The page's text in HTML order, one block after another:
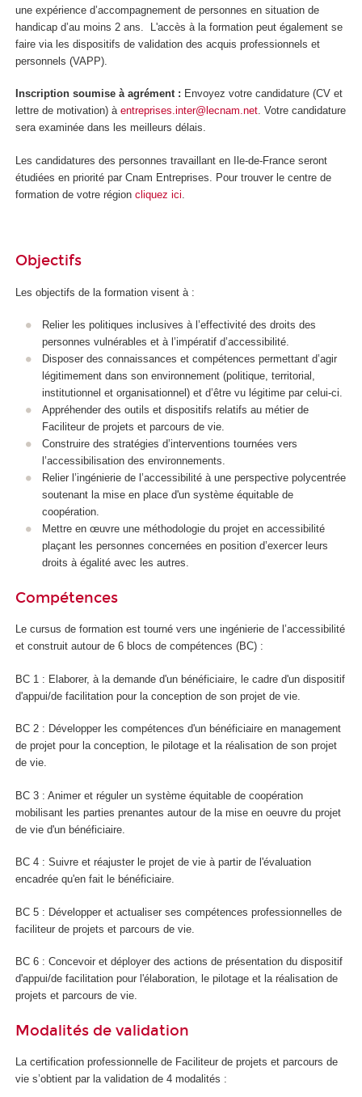
une expérience d’accompagnement de personnes en situation de
handicap d’au moins 2 ans. L'accès à la formation peut également se
faire via les dispositifs de validation des acquis professionnels et
personnels (VAPP).
Inscription soumise à agrément: Envoyez votre candidature (CV et
lettre de motivation) à entreprises.inter@lecnam.net. Votre candidature
sera examinée dans les meilleurs délais.
Les candidatures des personnes travaillant en Ile-de-France seront
étudiées en priorité par Cnam Entreprises. Pour trouver le centre de
formation de votre région cliquez ici
Objectifs
Les objectifs de la formation visent à :
Relier les politiques inclusives à l’effectivité des droits des
personnes vulnérables et à l’impératif d’accessibilité.
Disposer des connaissances et compétences permettant d’agir
légitimement dans son environnement (politique, territorial,
institutionnel et organisationnel) et d’être vu légitime par celui-ci.
Appréhender des outils et dispositifs relatifs au métier de
Faciliteur de projets et parcours de vie.
Construire des stratégies d’interventions tournées vers
l’accessibilisation des environnements.
Relier l’ingénierie de l’accessibilité à une perspective polycentrée
soutenant la mise en place d'un système équitable de
coopération.
Mettre en œuvre une méthodologie du projet en accessibilité
plaçant les personnes concernées en position d’exercer leurs
droits à égalité avec les autres.
Compétences
Le cursus de formation est tourné vers une ingénierie de l’accessibilité
et construit autour de 6 blocs de compétences (BC) :
BC 1 : Elaborer, à la demande d'un bénéficiaire, le cadre d'un dispositif
d'appui/de facilitation pour la conception de son projet de vie.
BC 2 : Développer les compétences d'un bénéficiaire en management
de projet pour la conception, le pilotage et la réalisation de son projet
de vie.
BC 3 : Animer et réguler un système équitable de coopération
mobilisant les parties prenantes autour de la mise en oeuvre du projet
de vie d'un bénéficiaire.
BC 4 : Suivre et réajuster le projet de vie à partir de l'évaluation
encadrée qu'en fait le bénéficiaire.
BC 5 : Développer et actualiser ses compétences professionnelles de
faciliteur de projets et parcours de vie.
BC 6 : Concevoir et déployer des actions de présentation du dispositif
d'appui/de facilitation pour l'élaboration, le pilotage et la réalisation de
projets et parcours de vie.
Modalités de validation
La certification professionnelle de Faciliteur de projets et parcours de
vie s’obtient par la validation de 4 modalités :